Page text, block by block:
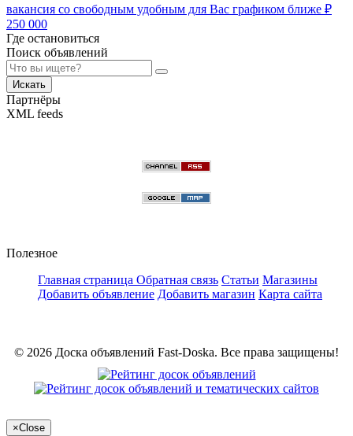
вакансия со свободным удобным для Вас графиком ближе ₽
250 000
Где остановиться
Поиск объявлений
Искать
Партнёры
XML feeds
Полезное
Главная страница Обратная связь Статьи Магазины
Добавить объявление Добавить магазин Карта сайта
© 2026 Доска объявлений Fast-Doska. Все права защищены!
×Close